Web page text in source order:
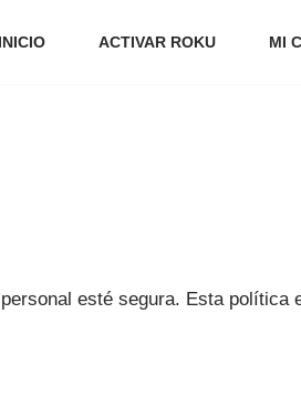
INICIO ACTIVAR ROKU MI
esté segura. Esta política